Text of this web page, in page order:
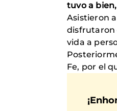
tuvo a
Asistieron
disfrutaron
vida a
Fe, por el